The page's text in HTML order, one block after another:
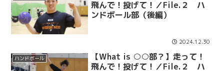
飛んで！投げて！／File.２ ハ
ンドボール部（後編）
2024.12.30
ハンドボール
【What is ○○部？】走って！
飛んで！投げて！／File.２ ハ